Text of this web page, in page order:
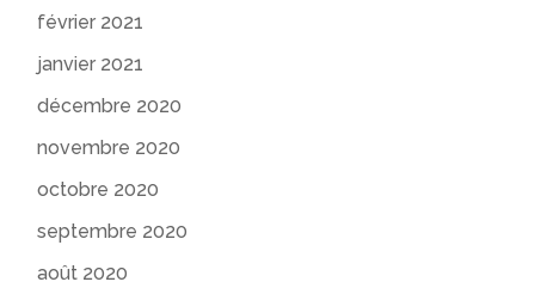
février 2021
janvier 2021
décembre 2020
novembre 2020
octobre 2020
septembre 2020
août 2020